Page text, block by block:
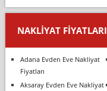
NAKLIYAT FIYATLARI
Adana Evden Eve Nakliyat
Fiyatları
Aksaray Evden Eve Nakliyat